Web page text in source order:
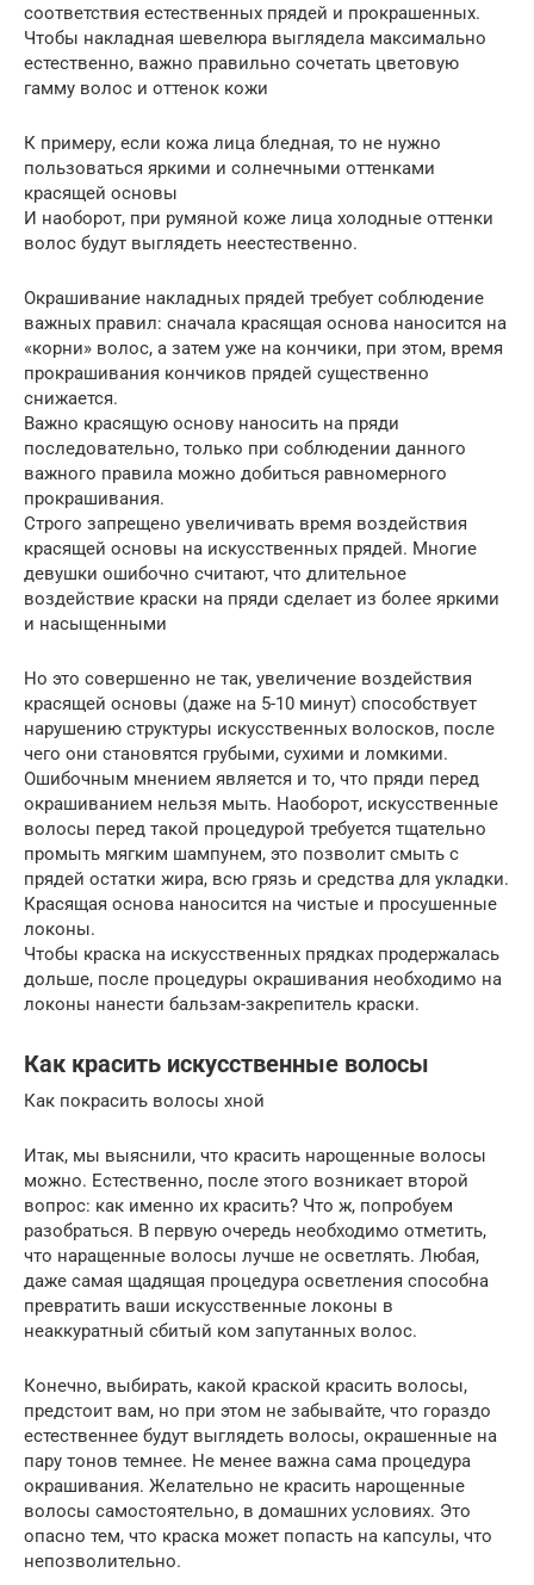
соответствия естественных прядей и прокрашенных.
Чтобы накладная шевелюра выглядела максимально
естественно, важно правильно сочетать цветовую
гамму волос и оттенок кожи
К примеру, если кожа лица бледная, то не нужно
пользоваться яркими и солнечными оттенками
красящей основы
И наоборот, при румяной коже лица холодные оттенки
волос будут выглядеть неестественно.
Окрашивание накладных прядей требует соблюдение
важных правил: сначала красящая основа наносится на
«корни» волос, а затем уже на кончики, при этом, время
прокрашивания кончиков прядей существенно
снижается.
Важно красящую основу наносить на пряди
последовательно, только при соблюдении данного
важного правила можно добиться равномерного
прокрашивания.
Строго запрещено увеличивать время воздействия
красящей основы на искусственных прядей. Многие
девушки ошибочно считают, что длительное
воздействие краски на пряди сделает из более яркими
и насыщенными
Но это совершенно не так, увеличение воздействия
красящей основы (даже на 5-10 минут) способствует
нарушению структуры искусственных волосков, после
чего они становятся грубыми, сухими и ломкими.
Ошибочным мнением является и то, что пряди перед
окрашиванием нельзя мыть. Наоборот, искусственные
волосы перед такой процедурой требуется тщательно
промыть мягким шампунем, это позволит смыть с
прядей остатки жира, всю грязь и средства для укладки.
Красящая основа наносится на чистые и просушенные
локоны.
Чтобы краска на искусственных прядках продержалась
дольше, после процедуры окрашивания необходимо на
локоны нанести бальзам-закрепитель краски.
Как красить искусственные волосы
Как покрасить волосы хной
Итак, мы выяснили, что красить нарощенные волосы
можно. Естественно, после этого возникает второй
вопрос: как именно их красить? Что ж, попробуем
разобраться. В первую очередь необходимо отметить,
что наращенные волосы лучше не осветлять. Любая,
даже самая щадящая процедура осветления способна
превратить ваши искусственные локоны в
неаккуратный сбитый ком запутанных волос.
Конечно, выбирать, какой краской красить волосы,
предстоит вам, но при этом не забывайте, что гораздо
естественнее будут выглядеть волосы, окрашенные на
пару тонов темнее. Не менее важна сама процедура
окрашивания. Желательно не красить нарощенные
волосы самостоятельно, в домашних условиях. Это
опасно тем, что краска может попасть на капсулы, что
непозволительно.